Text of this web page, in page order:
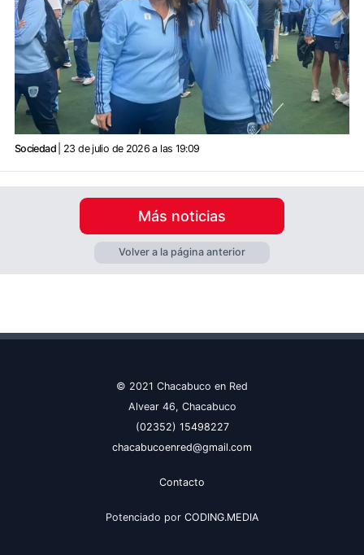
Sociedad | 23 de julio de 2026 a las 19:09
Más noticias
Volver a la página anterior
© 2021 Chacabuco en Red
Alvear 46, Chacabuco
(02352) 15498227
chacabucoenred@gmail.com
Contacto
Potenciado por CODING.MEDIA